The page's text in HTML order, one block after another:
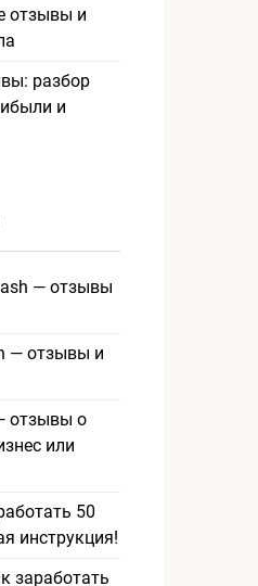
отзывы и
разбор
и
— отзывы
— отзывы и
отзывы о
или
50
инструкция!
заработать